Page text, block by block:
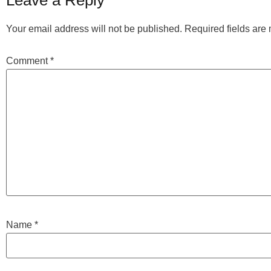
Your email address will not be published. Required fields are
Comment*
Name *